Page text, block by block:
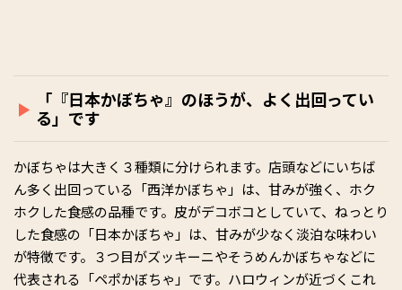
「『日本かぼちゃ』のほうが、よく出回ってい
る」です
かぼちゃは大きく３種類に分けられます。店頭などにいちば
ん多く出回っている「西洋かぼちゃ」は、甘みが強く、ホク
ホクした食感の品種です。皮がデコボコとしていて、ねっとり
した食感の「日本かぼちゃ」は、甘みが少なく淡泊な味わい
が特徴です。３つ目がズッキーニやそうめんかぼちゃなどに
代表される「ペポかぼちゃ」です。ハロウィンが近づくこれ